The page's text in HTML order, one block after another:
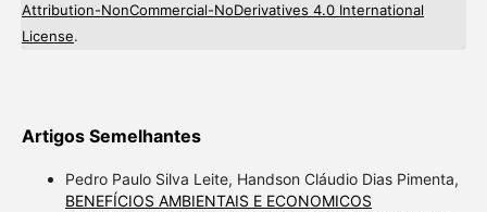
Attribution-NonCommercial-NoDerivatives 4.0 International
License.
Artigos Semelhantes
Pedro Paulo Silva Leite, Handson Cláudio Dias Pimenta,
BENEFÍCIOS AMBIENTAIS E ECONOMICOS